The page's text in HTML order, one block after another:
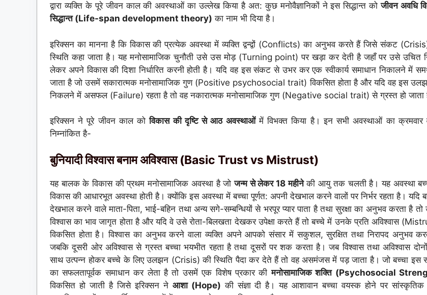
द्वारा व्यक्ति के पूरे जीवन काल की अवस्थाओं का उल्लेख किया है अत: कुछ मनोवैज्ञानिकों ने इस सिद्धान्त कोजीवन अवधि
सिद्धान्त (Life-span development theory) का नाम भी दिया है।
इरिक्सन का मानना है कि विकास की प्रत्येक अवस्था में व्यक्ति द्वन्द्वों (Conflicts) का अनुभव करते हैं जिसे संकट
स्थिति कहा जाता है। यह मनोसामाजिक चुनौती उसे उस मोड़ (Turning point) पर खड़ा कर देती है जहाँ पर उसे उचित
लेकर अपने विकास की दिशा निर्धारित करनी होती है। यदि वह इस संकट से उभर कर एक स्वीकार्य समाधान निकालने में
जाता है जो उसमें सकारात्मक मनोसामाजिक गुण (Positive psychosocial trait) विकसित होता है और यदि वह इस
निकलने में असफल (Failure) रहता है तो वह नकारात्मक मनोसामाजिक गुण (Negative social trait) से ग्रस्त हो जाता
इरिक्सन ने पूरे जीवन काल कोविकास की दृष्टि से आठ अवस्थाओंमें विभक्त किया है। इन सभी अवस्थाओं का क्रमवार
निम्नांकित है-
बुनियादी विश्वास बनाम अविश्वास (Basic Trust vs Mistrust)
यह बालक के विकास की प्रथम मनोसामाजिक अवस्था है जोजन्म से लेकर 18 महीनेकी आयु तक चलती है। यह अवस्था
विकास की आधारभूत अवस्था होती है। क्योंकि इस अवस्था में बच्चा पूर्णत: अपनी देखभाल करने वालों पर निर्भर रहता है। यदि
देखभाल करने वाले माता-पिता, भाई-बहिन तथा अन्य सगे-सम्बन्धियों से भरपूर प्यार पाता है तथा सुरक्षा का अनुभव करता है
विश्वास का भाव जागृत होता है और यदि वे उसे रोता-बिलखता देखकर उपेक्षा करते हैं तो बच्चे में उनके प्रति अविश्वास
विकसित होता है। विश्वास का अनुभव करने वाला व्यक्ति अपने आपको संसार में सकुशल, सुरक्षित तथा निरापद अनुभव
जबकि दूसरी ओर अविश्वास से ग्रस्त बच्चा भयभीत रहता है तथा दूसरों पर शक करता है। जब विश्वास तथा अविश्वास
साथ उत्पन्न होकर बच्चे के लिए उलझन (Crisis) की स्थिति पैदा कर देते हैं तो वह असमंजस में पड़ जाता है। जो बच्चा इस
का सफलतापूर्वक समाधान कर लेता है तो उसमें एक विशेष प्रकार कीमनोसामाजिक शक्ति (Psychosocial
विकसित हो जाती है जिसे इरिक्सन ने आशा (Hope) की संज्ञा दी है। यह आशावान बच्चा वयस्क होने पर सांस्कृतिक